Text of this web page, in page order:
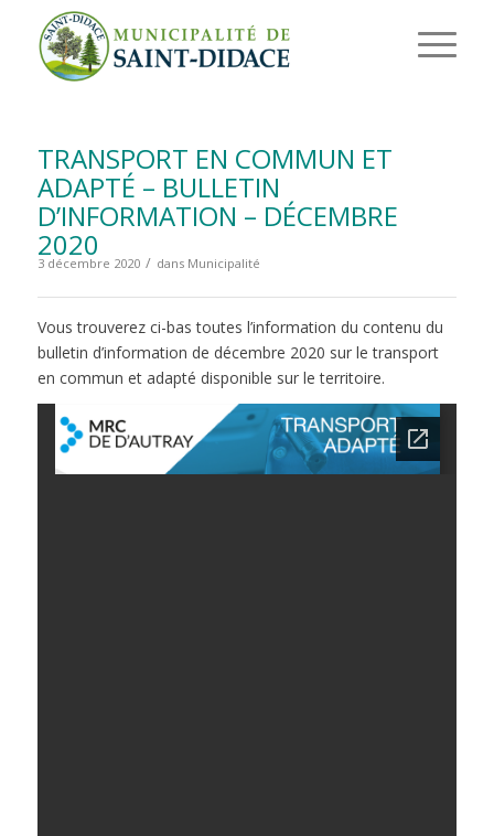
TRANSPORT EN COMMUN ET
ADAPTÉ – BULLETIN
D’INFORMATION – DÉCEMBRE
2020
3 décembre 2020 / dans Municipalité
Vous trouverez ci-bas toutes l’information du contenu du
bulletin d’information de décembre 2020 sur le transport
en commun et adapté disponible sur le territoire.